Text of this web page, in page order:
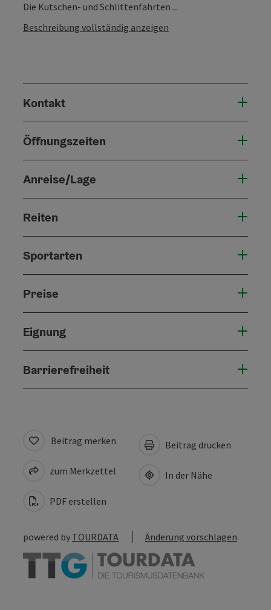
Die Kutschen- und Schlittenfahrten ...
Beschreibung vollständig anzeigen
Kontakt
Öffnungszeiten
Anreise/Lage
Reiten
Sportarten
Preise
Eignung
Barrierefreiheit
Beitrag merken
zum Merkzettel
PDF erstellen
Beitrag drucken
In der Nähe
powered by TOURDATA Änderung vorschlagen